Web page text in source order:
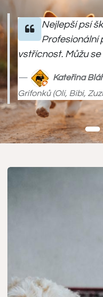
Nejlepší psí
Profesionální
vstřícnost. Můžu
Kateřina
Grifonků (Olí, Bibi,